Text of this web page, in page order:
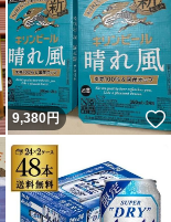
いいね！
9,380円